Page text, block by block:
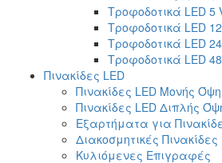
Τροφοδοτικά LED 5
Τροφοδοτικά LED
Τροφοδοτικά LED
Τροφοδοτικά LED
Πινακίδες LED
Πινακίδες LED Μονής
Πινακίδες LED Διπλής
Εξαρτήματα για
Διακοσμητικές Πινακίδες
Κυλιόμενες Επιγραφές